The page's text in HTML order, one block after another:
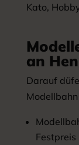
Kato,
an
Darauf
Festpreis